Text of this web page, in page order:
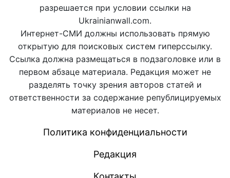
разрешается при условии ссылки на
Ukrainianwall.com.
Интернет-СМИ должны использовать прямую
открытую для поисковых систем гиперссылку.
Ссылка должна размещаться в подзаголовке или в
первом абзаце материала. Редакция может не
разделять точку зрения авторов статей и
ответственности за содержание републицируемых
материалов не несет.
Политика конфиденциальности
Редакция